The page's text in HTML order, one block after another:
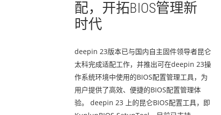
配，开拓BIOS管理新
时代
deepin 23版本已与国内自主固件领导者昆仑
太科完成适配工作，并推出可在deepin 23操
作系统环境中使用的BIOS配置管理工具，为
用户提供了高效、便捷的BIOS配置管理体
验。 deepin 23 上的昆仑BIOS配置工具，即